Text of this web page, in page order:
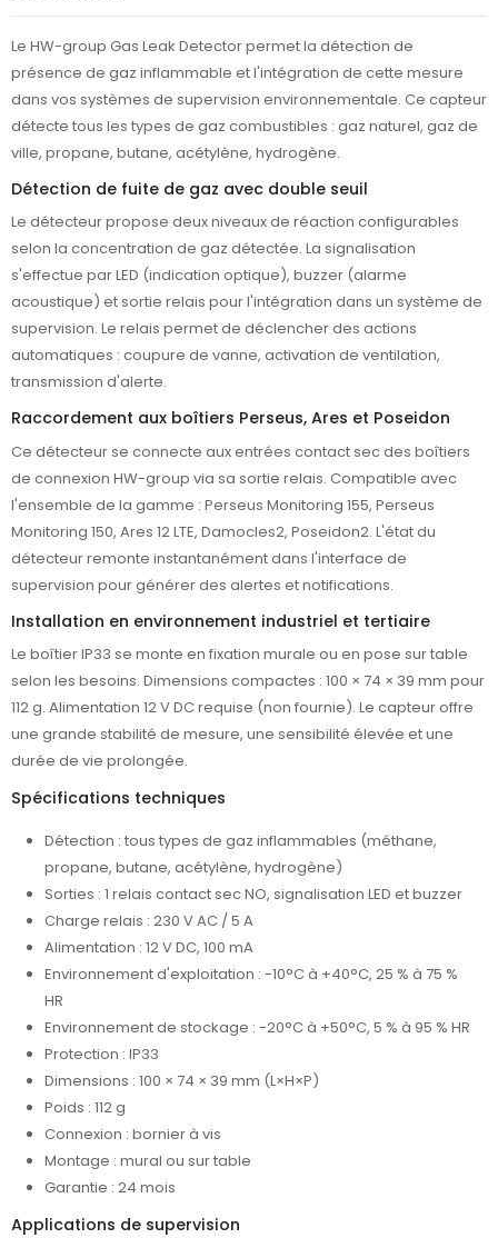
Le HW-group Gas Leak Detector permet la détection de
présence de gaz inflammable et l'intégration de cette mesure
dans vos systèmes de supervision environnementale. Ce capteur
détecte tous les types de gaz combustibles : gaz naturel, gaz de
ville, propane, butane, acétylène, hydrogène.
Détection de fuite de gaz avec double seuil
Le détecteur propose deux niveaux de réaction configurables
selon la concentration de gaz détectée. La signalisation
s'effectue par LED (indication optique), buzzer (alarme
acoustique) et sortie relais pour l'intégration dans un système de
supervision. Le relais permet de déclencher des actions
automatiques : coupure de vanne, activation de ventilation,
transmission d'alerte.
Raccordement aux boîtiers Perseus, Ares et Poseidon
Ce détecteur se connecte aux entrées contact sec des boîtiers
de connexion HW-group via sa sortie relais. Compatible avec
l'ensemble de la gamme : Perseus Monitoring 155, Perseus
Monitoring 150, Ares 12 LTE, Damocles2, Poseidon2. L'état du
détecteur remonte instantanément dans l'interface de
supervision pour générer des alertes et notifications.
Installation en environnement industriel et tertiaire
Le boîtier IP33 se monte en fixation murale ou en pose sur table
selon les besoins. Dimensions compactes : 100 × 74 × 39 mm pour
112 g. Alimentation 12 V DC requise (non fournie). Le capteur offre
une grande stabilité de mesure, une sensibilité élevée et une
durée de vie prolongée.
Spécifications techniques
Détection : tous types de gaz inflammables (méthane,
propane, butane, acétylène, hydrogène)
Sorties : 1 relais contact sec NO, signalisation LED et buzzer
Charge relais : 230 V AC / 5 A
Alimentation : 12 V DC, 100 mA
Environnement d'exploitation : -10°C à +40°C, 25 % à 75 %
HR
Environnement de stockage : -20°C à +50°C, 5 % à 95 % HR
Protection : IP33
Dimensions : 100 × 74 × 39 mm (L×H×P)
Poids : 112 g
Connexion : bornier à vis
Montage : mural ou sur table
Garantie : 24 mois
Applications de supervision